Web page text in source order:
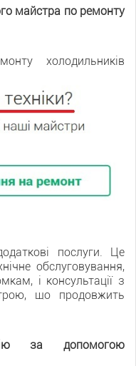
майстра по ремонту
холодильників
послуги. Це
обслуговування,
і консультації з
що продовжить
за допомогою